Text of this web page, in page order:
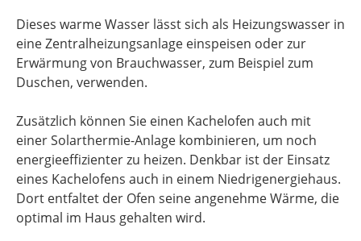
Dieses warme Wasser lässt sich als Heizungswasser in
eine Zentralheizungsanlage einspeisen oder zur
Erwärmung von Brauchwasser, zum Beispiel zum
Duschen, verwenden.
Zusätzlich können Sie einen Kachelofen auch mit
einerSolarthermie-Anlage kombinieren, um noch
energieeffizienter zu heizen. Denkbar ist der Einsatz
eines Kachelofens auch in einem Niedrigenergiehaus.
Dort entfaltet der Ofen seine angenehme Wärme, die
optimal im Haus gehalten wird.